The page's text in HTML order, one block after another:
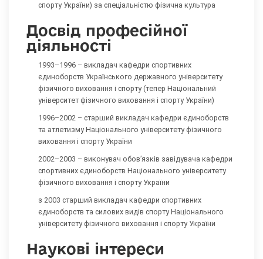
спорту України) за спеціальністю фізична культура
Досвід професійної
діяльності
1993–1996 – викладач кафедри спортивних
єдиноборств Українського державного університету
фізичного виховання і спорту (тепер Національний
університет фізичного виховання і спорту України)
1996–2002 – старший викладач кафедри єдиноборств
та атлетизму Національного університету фізичного
виховання і спорту України
2002–2003 – виконувач обов’язків завідувача кафедри
спортивних єдиноборств Національного університету
фізичного виховання і спорту України
з 2003 старший викладач кафедри спортивних
єдиноборств та силових видів спорту Національного
університету фізичного виховання і спорту України
Наукові інтереси